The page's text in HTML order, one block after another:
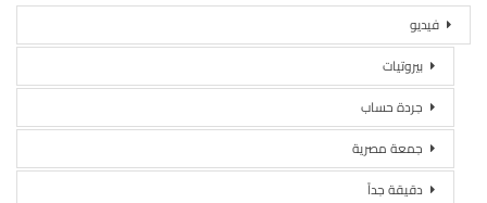
فيديو
بيروتيات
جردة حساب
جمعة مصرية
دقيقة جداً